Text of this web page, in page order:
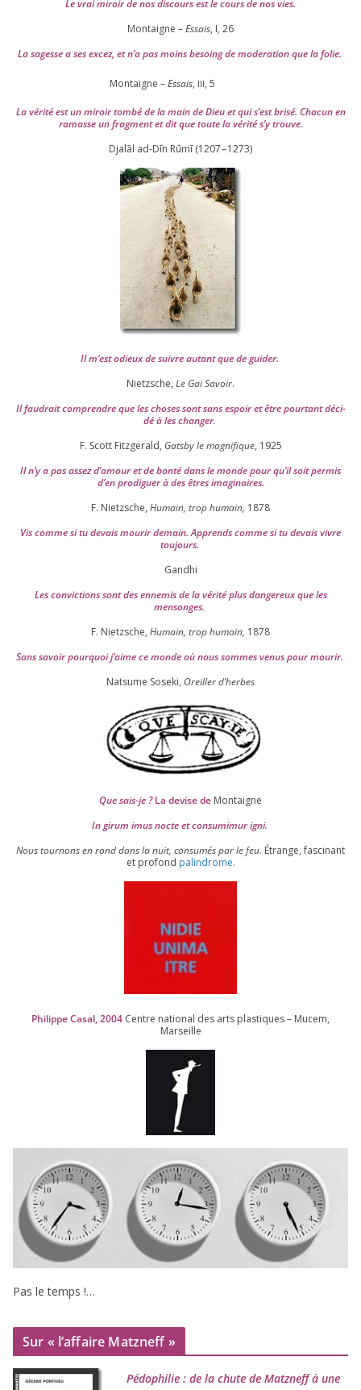
Le vrai miroir de nos dis­cours est le cours de nos vies.
Montaigne –Essais, I, 26
La sagesse a ses excez, et n’a pas moins besoing de mode­ra­tion que la folie.
Montaigne –Essais, III, 5
La véri­té est un miroir tom­bé de la main de Dieu et qui s’est bri­sé. Chacun en
ramasse un frag­ment et dit que toute la véri­té s’y trouve.
Djalāl ad-Dīn Rūmī (1207–1273)
Il m’est odieux de suivre autant que de gui­der.
Nietzsche, Le Gai Savoir.
Il fau­drait com­prendre que les choses sont sans espoir et être pour­tant déci­
dé à les chan­ger.
F. Scott Fitzgerald, Gatsby le magni­fique, 1925
Il n’y a pas assez d’a­mour et de bon­té dans le monde pour qu’il soit per­mis
d’en pro­di­guer à des êtres imaginaires.
F. Nietzsche, Humain, trop humain, 1878
Vis comme si tu devais mou­rir demain. Apprends comme si tu devais vivre
toujours.
Gandhi
Les convic­tions sont des enne­mis de la véri­té plus dan­ge­reux que les
mensonges.
F. Nietzsche, Humain, trop humain, 1878
Sans savoir pour­quoi j’aime ce monde où nous sommes venus pour mourir.
Natsume Soseki, Oreiller d’herbes
Que sais-je ?La devise de Montaigne
In girum imus nocte et consu­mi­mur igni.
Nous tour­nons en rond dans la nuit, consu­més par le feu. Étrange, fas­ci­nant
et pro­fond palin­drome.
Philippe Casal,2004 Centre natio­nal des arts plas­tiques – Mucem,
Marseille
Pas le temps !…
Sur « l’affaire Matzneff »
Pédophilie : de la chute de Matzneff à une